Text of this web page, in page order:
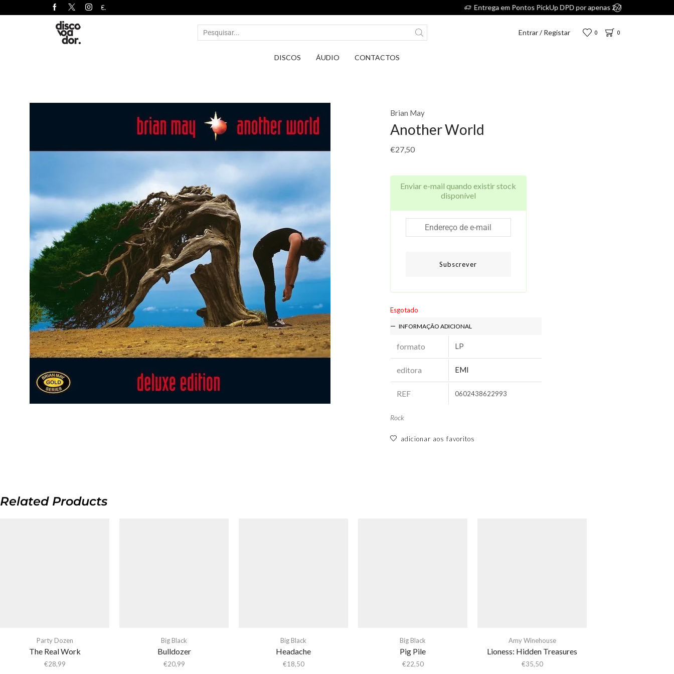
Entrar / Registar 0 0
DISCOS ÁUDIO CONTACTOS
Brian May
Another World
€27,50
Enviar e-mail quando existir stock
disponível
Subscrever
Esgotado
INFORMAÇÃO ADICIONAL
formato LP
editora EMI
REF 0602438622993
Rock
adicionar aos favoritos
Related Products
Party Dozen
The Real Work
€28,99
Big Black
Bulldozer
€20,99
Big Black
Headache
€18,50
Big Black
Pig Pile
€22,50
Amy Winehouse
Lioness: Hidden Treasures
€35,50